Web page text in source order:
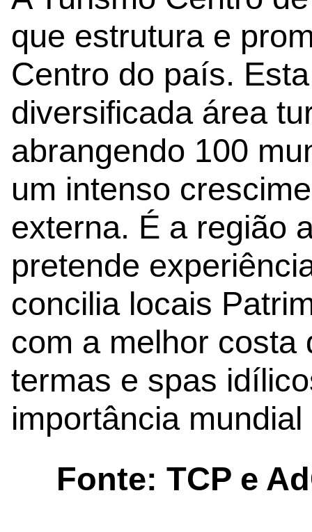
que estrutura e
Centro do país.
diversificada área
abrangendo 100
um intenso
externa. É a região
pretende
concilia locais
com a melhor costa
termas e spas
importância
Fonte: TCP e